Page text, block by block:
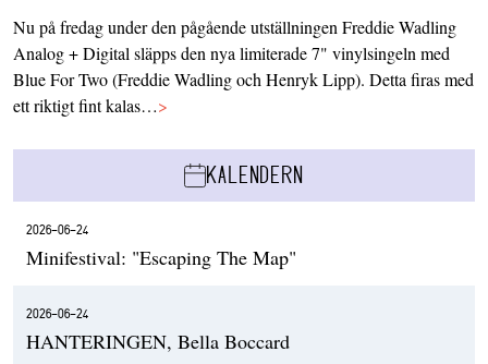
Nu på fredag under den pågående utställningen Freddie Wadling
Analog + Digital släpps den nya limiterade 7" vinylsingeln med
Blue For Two (Freddie Wadling och Henryk Lipp). Detta firas med
ett riktigt fint kalas…>
KALENDERN
2026-06-24
Minifestival: "Escaping The Map"
2026-06-24
HANTERINGEN, Bella Boccard